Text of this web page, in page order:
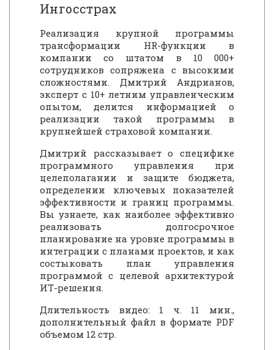
Ингосстрах
Реализация крупной программы
трансформации HR-функции в
компании со штатом в 10 000+
сотрудников сопряжена с высокими
сложностями. Дмитрий Андрианов,
эксперт с 10+ летним управленческим
опытом, делится информацией о
реализации такой программы в
крупнейшей страховой компании.
Дмитрий рассказывает о специфике
программного управления при
целеполагании и защите бюджета,
определении ключевых показателей
эффективности и границ программы.
Вы узнаете, как наиболее эффективно
реализовать долгосрочное
планирование на уровне программы в
интеграции с планами проектов, и как
состыковать план управления
программой с целевой архитектурой
ИТ-решения.
Длительность видео: 1 ч. 11 мин.,
дополнительный файл в формате PDF
объемом 12 стр.